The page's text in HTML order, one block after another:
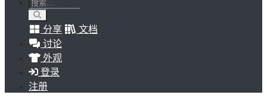
分享
文档
讨论
外观
登录
注册